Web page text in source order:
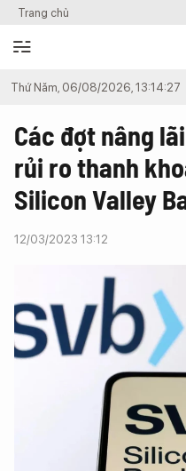
Trang chủ
Thứ Năm, 06/08/2026, 13:14:27
Các đợt nâng
rủi ro thanh
Silicon Valley
12/03/2023 13:12